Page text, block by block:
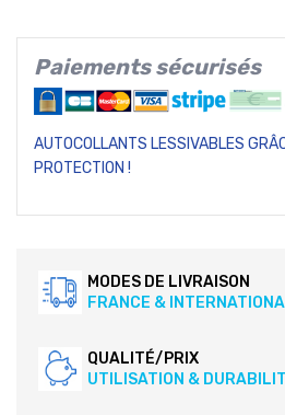
Paiements sécurisés
AUTOCOLLANTS LESSIVABLES
PROTECTION !
MODES DE LIVRAISON
FRANCE &
QUALITÉ/PRIX
UTILISATION &